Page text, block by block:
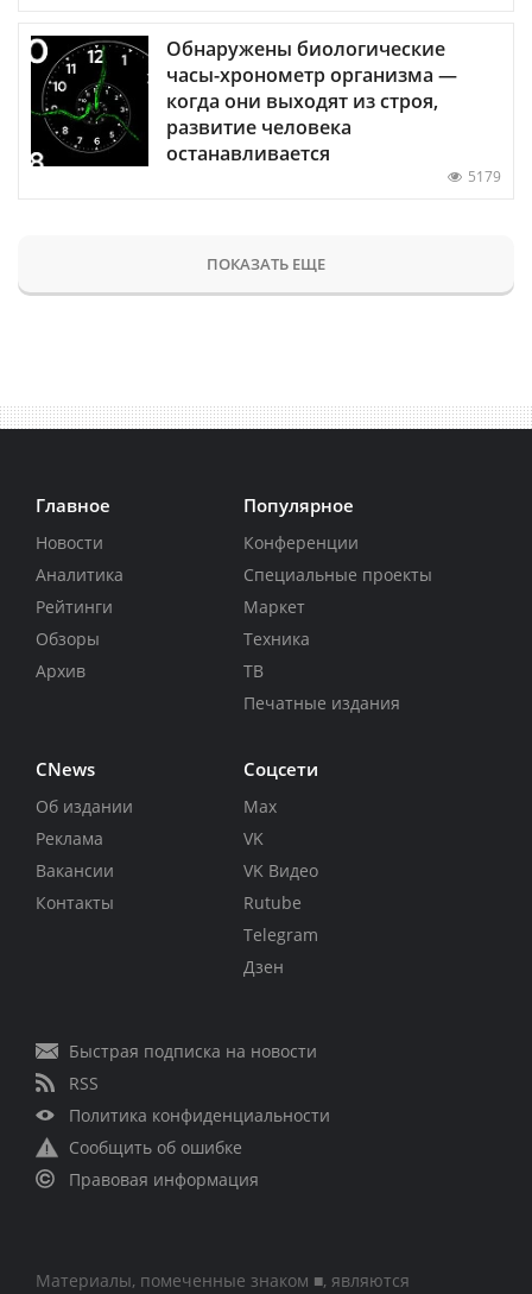
Обнаружены биологические
часы-хронометр организма —
когда они выходят из строя,
развитие человека
останавливается
5179
ПОКАЗАТЬ ЕЩЕ
Главное
Новости
Аналитика
Рейтинги
Обзоры
Архив
Популярное
Конференции
Специальные проекты
Маркет
Техника
ТВ
Печатные издания
CNews
Об издании
Реклама
Вакансии
Контакты
Соцсети
Max
VK
VK Видео
Rutube
Telegram
Дзен
Быстрая подписка на новости
RSS
Политика конфиденциальности
Сообщить об ошибке
Правовая информация
Материалы, помеченные знаком ■, являются